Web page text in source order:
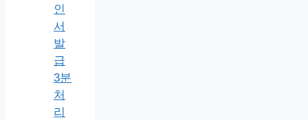
인
서
발
급
3분
처
리